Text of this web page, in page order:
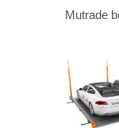
Mutrade